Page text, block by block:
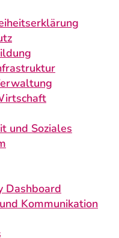
und Soziales
Dashboard
Kommunikation